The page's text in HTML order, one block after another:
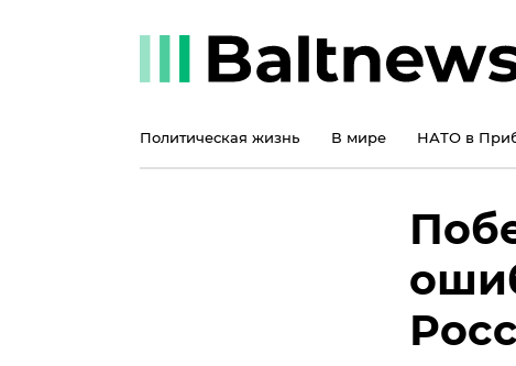
Политическая жизнь В мире НАТО в